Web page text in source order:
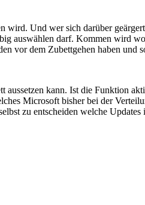
Und wer sich darüber
auswählen darf. Kommen wird
vor dem Zubettgehen haben und
aussetzen kann. Ist die Funktion
Microsoft bisher bei der
zu entscheiden welche